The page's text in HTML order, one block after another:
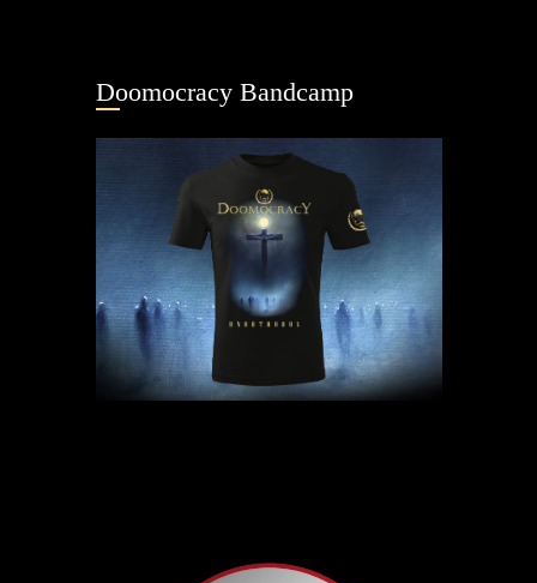
Doomocracy Bandcamp